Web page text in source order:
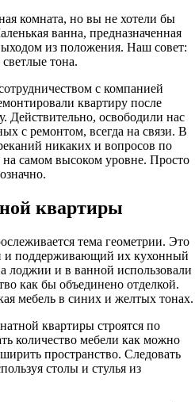
комната, но вы не хотели бы
ванна, предназначенная
из положения. Наш совет:
тона.
с компанией
квартиру после
Действительно, освободили нас
с ремонтом, всегда на связи. В
никаких и вопросов по
самом высоком уровне. Просто
квартиры
тема геометрии. Это
и поддерживающий их кухонный
лоджии и в ванной использовали
как бы объединено отделкой.
мебель в синих и желтых тонах.
квартиры строятся по
количество мебели как можно
пространство. Следовать
столы и стулья из